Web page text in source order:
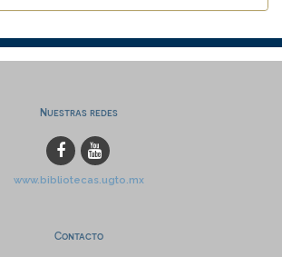
Nuestras redes
www.bibliotecas.ugto.mx
Contacto